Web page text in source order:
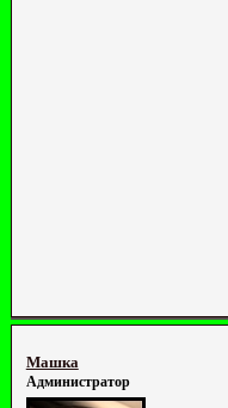
Машка
Администратор